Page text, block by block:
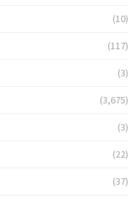
(10)
(117)
(3)
(3,675)
(3)
(22)
(37)